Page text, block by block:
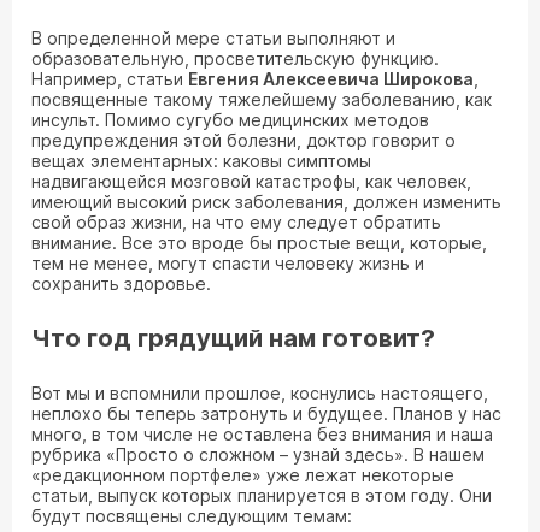
В определенной мере статьи выполняют и
образовательную, просветительскую функцию.
Например, статьи Евгения Алексеевича Широкова
посвященные такому тяжелейшему заболеванию, как
инсульт. Помимо сугубо медицинских методов
предупреждения этой болезни, доктор говорит о
вещах элементарных: каковы симптомы
надвигающейся мозговой катастрофы, как человек,
имеющий высокий риск заболевания, должен изменить
свой образ жизни, на что ему следует обратить
внимание. Все это вроде бы простые вещи, которые,
тем не менее, могут спасти человеку жизнь и
сохранить здоровье.
Что год грядущий нам готовит?
Вот мы и вспомнили прошлое, коснулись настоящего,
неплохо бы теперь затронуть и будущее. Планов у нас
много, в том числе не оставлена без внимания и наша
рубрика «Просто о сложном – узнай здесь». В нашем
«редакционном портфеле» уже лежат некоторые
статьи, выпуск которых планируется в этом году. Они
будут посвящены следующим темам: